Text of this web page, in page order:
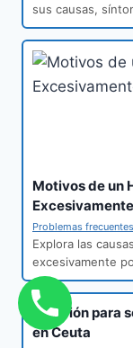
sus causas,
Motivos de un
Excesivamente
Problemas
Explora las
excesivamente
Solución para
en Ceuta